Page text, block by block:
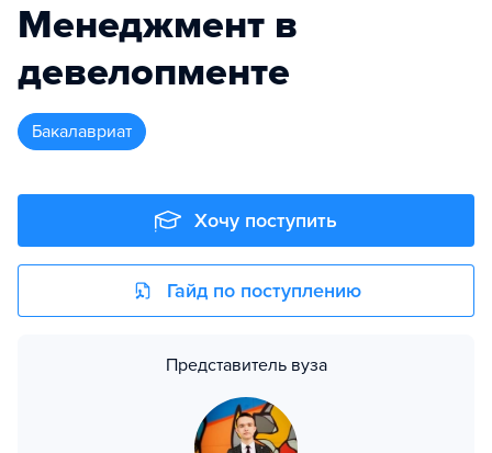
Менеджмент в
девелопменте
бакалавриат
Хочу поступить
Гайд по поступлению
Представитель вуза